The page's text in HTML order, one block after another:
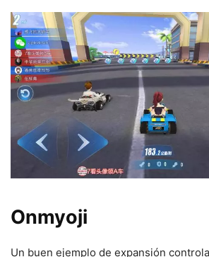
Onmyoji
Un buen ejemplo de expansión